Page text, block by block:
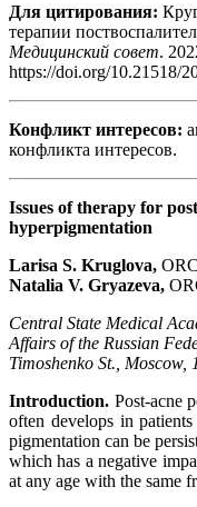
Для цитирования:
терапии
Медицинский совет.
https://doi.org/10.21518/
Конфликт интересов:
конфликта интересов.
Issues of therapy for
hyperpigmentation
Larisa S. Kruglova,
Natalia V. Gryazeva,
Central State Medical
Affairs of the Russian
Timoshenko St., Moscow,
Introduction. Post-acne
often develops in
pigmentation can be
which has a negative
at any age with the same